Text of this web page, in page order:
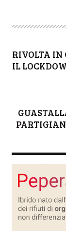
T
R
E
RIVOLTA IN
IL